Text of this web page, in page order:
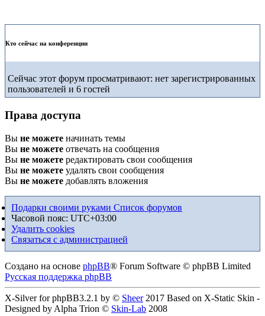
Кто сейчас на конференции
Сейчас этот форум просматривают: нет зарегистрированных
пользователей и 6 гостей
Права доступа
Вы не можете начинать темы
Вы не можете отвечать на сообщения
Вы не можете редактировать свои сообщения
Вы не можете удалять свои сообщения
Вы не можете добавлять вложения
Подарки своими руками Список форумов
Часовой пояс: UTC+03:00
Удалить cookies
Связаться с администрацией
Создано на основе phpBB® Forum Software © phpBB Limited
Русская поддержка phpBB
X-Silver for phpBB3.2.1 by © Sheer2017 Based on X-Static Skin -
Designed by Alpha Trion © Skin-Lab 2008